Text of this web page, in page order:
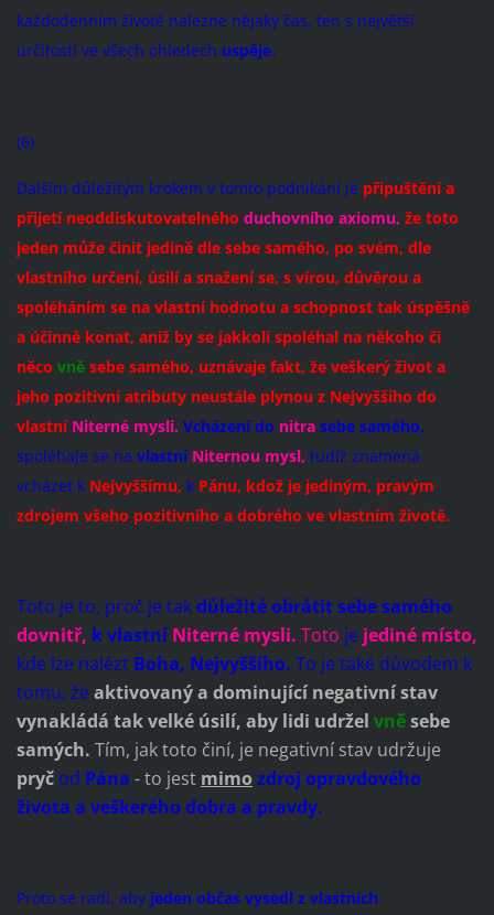
každodenním životě nalezne nějaký čas, ten s největší
určitostí ve všech ohledech uspěje.
(6)
Dalším důležitým krokem v tomto podnikání je připuštění a
přijetí neoddiskutovatelného duchovního axiomu, že toto
jeden může činit jedině dle sebe samého, po svém, dle
vlastního určení, úsilí a snažení se, s vírou, důvěrou a
spoléháním se na vlastní hodnotu a schopnost tak úspěšně
a účinně konat, aniž by se jakkoli spoléhal na někoho či
něco vně sebe samého, uznávaje fakt, že veškerý život a
jeho pozitivní atributy neustále plynou z Nejvyššího do
vlastní Niterné mysli. Vcházení do nitra sebe samého,
spoléhaje se na vlastní Niternou mysl, tudíž znamená
vcházet k Nejvyššímu, k Pánu, kdož je jediným, pravým
zdrojem všeho pozitivního a dobrého ve vlastním životě.
Toto je to, proč je takdůležité obrátit sebe samého
dovnitř, k vlastníNiterné mysli. Toto je jediné místo,
kde lze nalézt Boha, Nejvyššího. To je také důvodem k
tomu, žeaktivovaný a dominující negativní stav
vynakládá tak velké úsilí, aby lidi udržel vněsebe
samých. Tím, jak toto činí, je negativní stav udržuje
pryč od Pána - to jest mimo zdroj opravdového
života a veškerého dobra a pravdy.
Proto se radí, aby jeden občas vysedl z vlastních